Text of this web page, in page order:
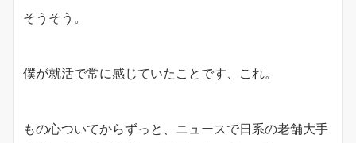
そうそう。
僕が就活で常に感じていたことです、これ。
もの心ついてからずっと、ニュースで日系の老舗大手